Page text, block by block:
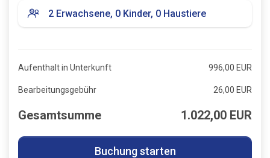
Aufenthalt in Unterkunft 996,00 EUR
Bearbeitungsgebühr 26,00 EUR
Gesamtsumme 1.022,00 EUR
Buchung starten